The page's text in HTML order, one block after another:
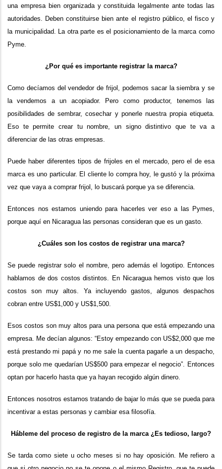
una empresa bien organizada y constituida legalmente ante todas las
autoridades. Deben constituirse bien ante el registro público, el fisco y
la municipalidad. La otra parte es el posicionamiento de la marca como
Pyme.
¿Por qué es importante registrar la marca?
Como decíamos del vendedor de frijol, podemos sacar la siembra y se
la vendemos a un acopiador. Pero como productor, tenemos las
posibilidades de sembrar, cosechar y ponerle nuestra propia etiqueta.
Eso te permite crear tu nombre, un signo distintivo que te va a
diferenciar de las otras empresas.
Puede haber diferentes tipos de frijoles en el mercado, pero el de esa
marca es uno particular. El cliente lo compra hoy, le gustó y la próxima
vez que vaya a comprar frijol, lo buscará porque ya se diferencia.
Entonces nos estamos uniendo para hacerles ver eso a las Pymes,
porque aquí en Nicaragua las personas consideran que es un gasto.
¿Cuáles son los costos de registrar una marca?
Se puede registrar solo el nombre, pero además el logotipo. Entonces
hablamos de dos costos distintos. En Nicaragua hemos visto que los
costos son muy altos. Ya incluyendo gastos, algunos despachos
cobran entre US$1,000 y US$1,500.
Esos costos son muy altos para una persona que está empezando una
empresa. Me decían algunos: “Estoy empezando con US$2,000 que me
está prestando mi papá y no me sale la cuenta pagarle a un despacho,
porque solo me quedarían US$500 para empezar el negocio”. Entonces
optan por hacerlo hasta que ya hayan recogido algún dinero.
Entonces nosotros estamos tratando de bajar lo más que se pueda para
incentivar a estas personas y cambiar esa filosofía.
Hábleme del proceso de registro de la marca ¿Es tedioso, largo?
Se tarda como siete u ocho meses si no hay oposición. Me refiero a